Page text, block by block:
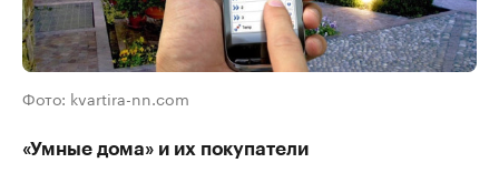
Фото: kvartira-nn.com
«Умные дома» и их покупатели